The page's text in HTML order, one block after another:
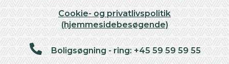
Cookie- og privatlivspolitik
(hjemmesidebesøgende)
Boligsøgning - ring: +45 59 59 59 55